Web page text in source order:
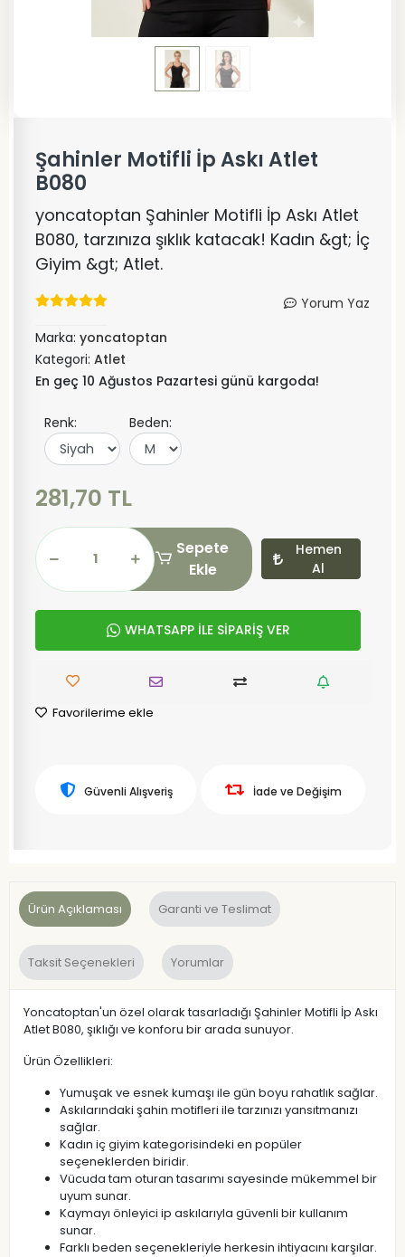
Şahinler Motifli İp Askı Atlet
B080
yoncatoptan Şahinler Motifli İp Askı Atlet
B080, tarzınıza şıklık katacak! Kadın &gt; İç
Giyim &gt; Atlet.
Yorum Yaz
Marka: yoncatoptan
Kategori: Atlet
En geç 10 Ağustos Pazartesi günü kargoda!
Renk: Beden:
281,70 TL
Sepete
Ekle
Hemen
Al
WHATSAPP İLE SİPARİŞ VER
Favorilerime ekle
Güvenli Alışveriş İade ve Değişim
Ürün Açıklaması Garanti ve Teslimat
Taksit Seçenekleri Yorumlar
Yoncatoptan'un özel olarak tasarladığı Şahinler Motifli İp Askı
Atlet B080, şıklığı ve konforu bir arada sunuyor.
Ürün Özellikleri:
Yumuşak ve esnek kumaşı ile gün boyu rahatlık sağlar.
Askılarındaki şahin motifleri ile tarzınızı yansıtmanızı
sağlar.
Kadın iç giyim kategorisindeki en popüler
seçeneklerden biridir.
Vücuda tam oturan tasarımı sayesinde mükemmel bir
uyum sunar.
Kaymayı önleyici ip askılarıyla güvenli bir kullanım
sunar.
Farklı beden seçenekleriyle herkesin ihtiyacını karşılar.